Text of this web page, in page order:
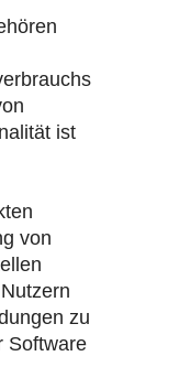
ist
von
zu
Software